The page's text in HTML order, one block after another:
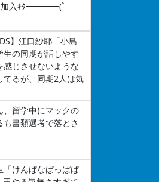
加入ｷﾀ━━━━(ﾟ
】江口紗耶「小島
生の同期が話しやす
感じさせないような
てるが、同期2人は気
、留学中にマックの
書類選考で落とさ
「けんぱなぱっぱぱ